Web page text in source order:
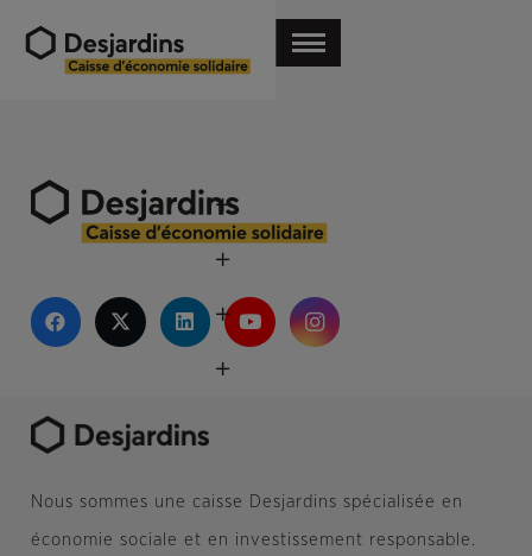
Nous sommes une caisse Desjardins spécialisée en
économie sociale et en investissement responsable.